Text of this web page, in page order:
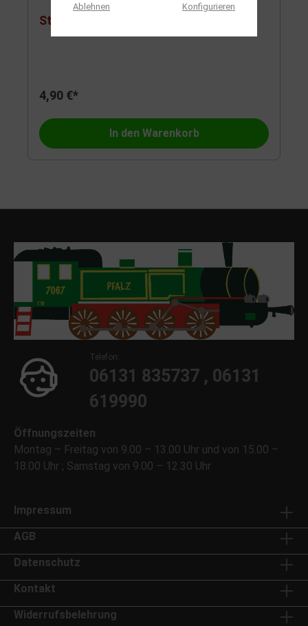
Stecker für NEM651 Schnittste
4,90 €*
In den Warenkorb
Telefon:
06131 835737 , 06131
619990
Öffnungszeiten
Montag – Freitag von 9.00 – 13.00 Uhr und von 15.00 –
18.00 Uhr ; Samstag von 9.00 – 12.30 Uhr
Impressum
AGB
Datenschutz
Kontakt
Widerrufsbelehrung
Ablehnen Konfigurieren